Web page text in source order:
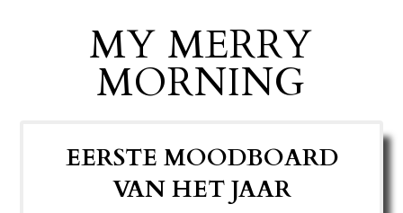
MY MERRY
MORNING
EERSTE MOODBOARD
VAN HET JAAR